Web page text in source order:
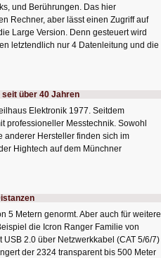
und Berührungen. Das hier
Rechner, aber lässt einen Zugriff auf
Large Version. Denn gesteuert wird
letztendlich nur 4 Datenleitung und die
über 40 Jahren
Elektronik 1977. Seitdem
professioneller Messtechnik. Sowohl
anderer Hersteller finden sich im
Hightech auf dem Münchner
5 Metern genormt. Aber auch für weitere
die Icron Ranger Familie von
2.0 über Netzwerkkabel (CAT 5/6/7)
der 2324 transparent bis 500 Meter